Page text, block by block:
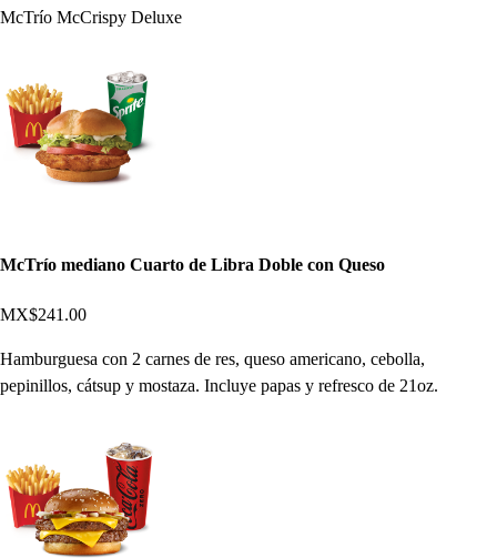
McTrío McCrispy Deluxe
McTrío mediano Cuarto de Libra Doble con Queso
MX$241.00
Hamburguesa con 2 carnes de res, queso americano, cebolla,
pepinillos, cátsup y mostaza. Incluye papas y refresco de 21oz.